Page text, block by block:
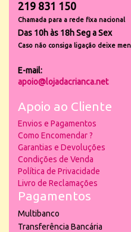
219 831 150
Chamada para a rede fixa nacional
Das 10h às 18h Seg a Sex
Caso não consiga ligação deixe
E-mail:
apoio@lojadacrianca.net
Apoio ao Cliente
Envios e Pagamentos
Como Encomendar ?
Garantias e Devoluções
Condições de Venda
Política de Privacidade
Livro de Reclamações
Pagamentos
Multibanco
Transferência Bancária